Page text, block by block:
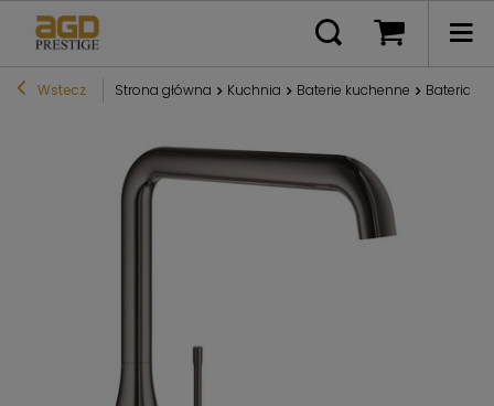
Wstecz Strona główna Kuchnia Baterie kuchenne Bateria